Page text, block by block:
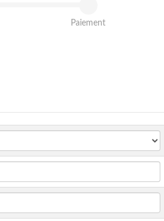
Paiement